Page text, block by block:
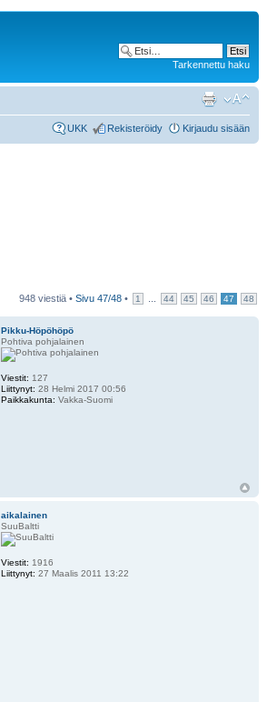
Tarkennettu haku
UKK Rekisteröidy Kirjaudu sisään
948 viestiä • Sivu 47/48 • 1 44 45 46 47 48
Pikku-Höpöhöpö
Pohtiva pohjalainen
Viestit: 127
Liittynyt: 28 Helmi 2017 00:56
Paikkakunta: Vakka-Suomi
aikalainen
SuuBaltti
Viestit: 1916
Liittynyt: 27 Maalis 2011 13:22